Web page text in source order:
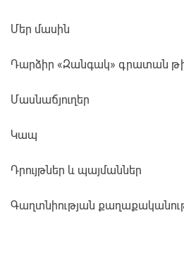
Մեր մասին
Դարձիր «Զանգակ» գրատան
Մասնաճյուղեր
Կապ
Դրույթներ և պայմաններ
Գաղտնիության